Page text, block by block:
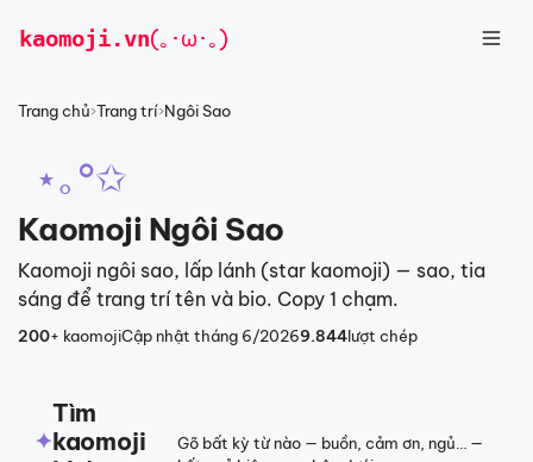
đến
dung
kaomoji.vn(｡･ω･｡)
Trang chủ›Trang trí›Ngôi Sao
⋆｡°✩
Kaomoji Ngôi Sao
Kaomoji ngôi sao, lấp lánh (star kaomoji) — sao, tia
sáng để trang trí tên và bio. Copy 1 chạm.
200+ kaomojiCập nhật tháng 6/20269.844lượt chép
✦
Tìm
kaomoji
Gõ bất kỳ từ nào — buồn, cảm ơn, ngủ… —